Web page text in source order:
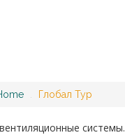
Глобал Тур
системы.